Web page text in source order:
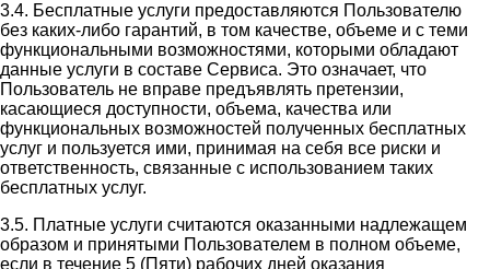
3.4. Бесплатные услуги предоставляются Пользователю
без каких-либо гарантий, в том качестве, объеме и с теми
функциональными возможностями, которыми обладают
данные услуги в составе Сервиса. Это означает, что
Пользователь не вправе предъявлять претензии,
касающиеся доступности, объема, качества или
функциональных возможностей полученных бесплатных
услуг и пользуется ими, принимая на себя все риски и
ответственность, связанные с использованием таких
бесплатных услуг.
3.5. Платные услуги считаются оказанными надлежащем
образом и принятыми Пользователем в полном объеме,
если в течение 5 (Пяти) рабочих дней оказания